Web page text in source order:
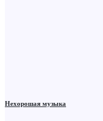
Нехорошая музыка